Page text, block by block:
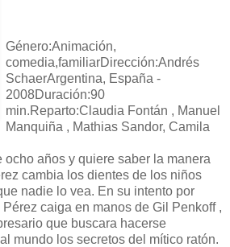
Género:Animación,
comedia,familiarDirección:Andrés
SchaerArgentina, España -
2008Duración:90
min.Reparto:Claudia Fontán , Manuel
Manquiña , Mathias Sandor, Camila
ocho años y quiere saber la manera
cambia los dientes de los niños
nadie lo vea. En su intento por
caiga en manos de Gil Penkoff ,
que buscara hacerse
mundo los secretos del mítico ratón.